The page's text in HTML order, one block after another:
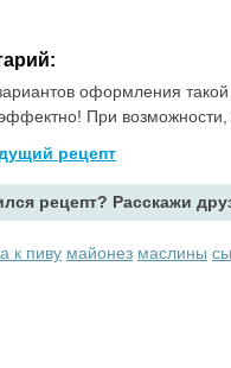
оформления
При возможности,
рецепт
рецепт? Расскажи
к пиву майонез маслины